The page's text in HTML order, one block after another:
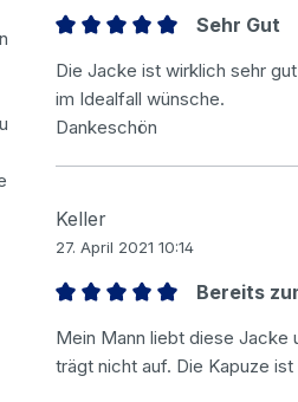
Sehr Gut
Die Jacke ist wirklich sehr
im Idealfall wünsche.
Dankeschön
Keller
27. April 2021 10:14
Bereits
Mein Mann liebt diese Jacke
trägt nicht auf. Die Kapuze